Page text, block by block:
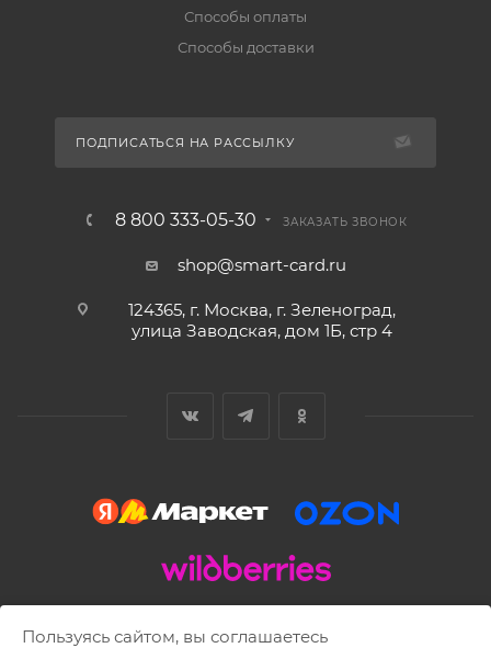
Способы оплаты
Способы доставки
ПОДПИСАТЬСЯ НА РАССЫЛКУ
8 800 333-05-30 ЗАКАЗАТЬ ЗВОНОК
shop@smart-card.ru
124365, г. Москва, г. Зеленоград,
улица Заводская, дом 1Б, стр 4
2002 - 2026 © SMART-CARD.RU Все права защищены.
Пользуясь сайтом, вы соглашаетесь